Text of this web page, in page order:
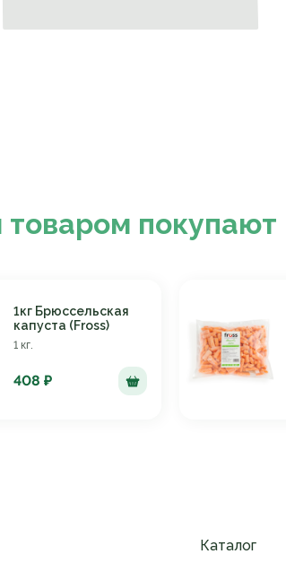
товаром покупают
1кг Брюссельская
капуста (Fross)
1 кг.
408 ₽
Каталог